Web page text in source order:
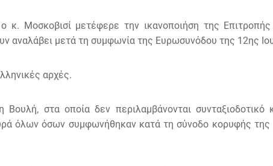
Μοσκοβισί μετέφερε την ικανοποιήση της Επιτροπής
αναλάβει μετά τη συμφωνία της Ευρωσυνόδου της 12ης
αρχές.
στα οποία δεν περιλαμβάνονται συνταξιοδοτικό
όλων όσων συμφωνήθηκαν κατά τη σύνοδο κορυφής